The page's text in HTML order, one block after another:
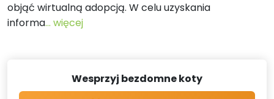
objąć wirtualną adopcją. W celu uzyskania
informa... więcej
Wesprzyj bezdomne koty